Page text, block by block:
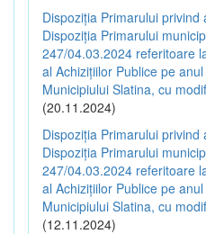
Dispoziția Primarului
Dispoziția Primarului
247/04.03.2024 referitoare
al Achizițiilor Publice pe
Municipiului Slatina, cu
(20.11.2024)
Dispoziția Primarului
Dispoziția Primarului
247/04.03.2024 referitoare
al Achizițiilor Publice pe
Municipiului Slatina, cu
(12.11.2024)